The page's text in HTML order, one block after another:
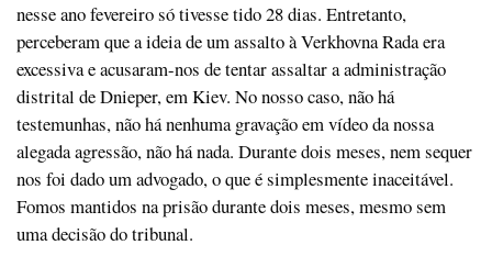
nesse ano fevereiro só tivesse tido 28 dias. Entretanto,
perceberam que a ideia de um assalto à Verkhovna Rada era
excessiva e acusaram-nos de tentar assaltar a administração
distrital de Dnieper, em Kiev. No nosso caso, não há
testemunhas, não há nenhuma gravação em vídeo da nossa
alegada agressão, não há nada. Durante dois meses, nem sequer
nos foi dado um advogado, o que é simplesmente inaceitável.
Fomos mantidos na prisão durante dois meses, mesmo sem
uma decisão do tribunal.